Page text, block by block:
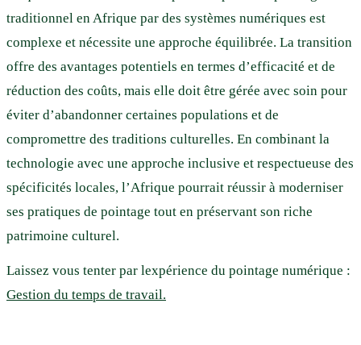
traditionnel en Afrique par des systèmes numériques est
complexe et nécessite une approche équilibrée. La transition
offre des avantages potentiels en termes d’efficacité et de
réduction des coûts, mais elle doit être gérée avec soin pour
éviter d’abandonner certaines populations et de
compromettre des traditions culturelles. En combinant la
technologie avec une approche inclusive et respectueuse des
spécificités locales, l’Afrique pourrait réussir à moderniser
ses pratiques de pointage tout en préservant son riche
patrimoine culturel.
Laissez vous tenter par lexpérience du pointage numérique :
Gestion du temps de travail.